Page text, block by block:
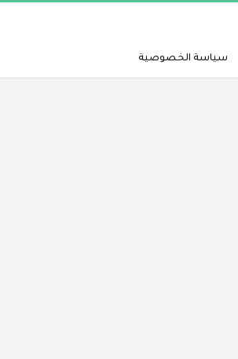
سياسة الخصوصية